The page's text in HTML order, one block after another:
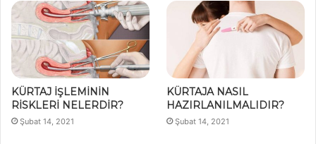
KÜRTAJ İŞLEMİNİN
RİSKLERİ NELERDİR?
Şubat 14, 2021
KÜRTAJA NASIL
HAZIRLANILMALIDIR?
Şubat 14, 2021